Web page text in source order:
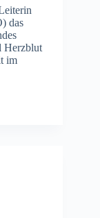
das
Herzblut
im